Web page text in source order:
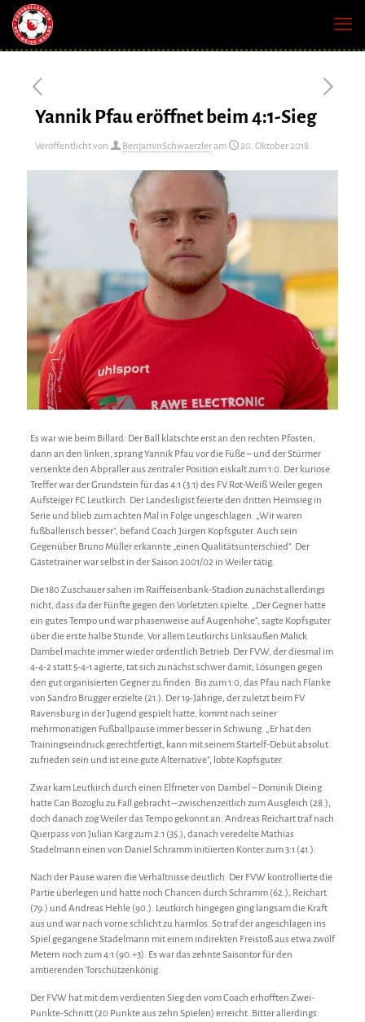
Yannik Pfau eröffnet beim 4:1-Sieg
Veröffentlicht von BenjaminSchwaerzleram 20. Oktober 2018
Es war wie beim Billard: Der Ball klatschte erst an den rechten Pfosten,
dann an den linken, sprang Yannik Pfau vor die Füße – und der Stürmer
versenkte den Abpraller aus zentraler Position eiskalt zum 1:0. Der kuriose
Treffer war der Grundstein für das 4:1 (3:1) des FV Rot-Weiß Weiler gegen
Aufsteiger FC Leutkirch. Der Landesligist feierte den dritten Heimsieg in
Serie und blieb zum achten Mal in Folge ungeschlagen. „Wir waren
fußballerisch besser“, befand Coach Jürgen Kopfsguter. Auch sein
Gegenüber Bruno Müller erkannte „einen Qualitätsunterschied“. Der
Gästetrainer war selbst in der Saison 2001/02 in Weiler tätig.
Die 180 Zuschauer sahen im Raiffeisenbank-Stadion zunächst allerdings
nicht, dass da der Fünfte gegen den Vorletzten spielte. „Der Gegner hatte
ein gutes Tempo und war phasenweise auf Augenhöhe“, sagte Kopfsguter
über die erste halbe Stunde. Vor allem Leutkirchs Linksaußen Malick
Dambel machte immer wieder ordentlich Betrieb. Der FVW, der diesmal im
4-4-2 statt 5-4-1 agierte, tat sich zunächst schwer damit, Lösungen gegen
den gut organisierten Gegner zu finden. Bis zum 1:0, das Pfau nach Flanke
von Sandro Brugger erzielte (21.). Der 19-Jährige, der zuletzt beim FV
Ravensburg in der Jugend gespielt hatte, kommt nach seiner
mehrmonatigen Fußballpause immer besser in Schwung. „Er hat den
Trainingseindruck gerechtfertigt, kann mit seinem Startelf-Debüt absolut
zufrieden sein und ist eine gute Alternative“, lobte Kopfsguter.
Zwar kam Leutkirch durch einen Elfmeter von Dambel – Dominik Dieing
hatte Can Bozoglu zu Fall gebracht – zwischenzeitlich zum Ausgleich (28.),
doch danach zog Weiler das Tempo gekonnt an: Andreas Reichart traf nach
Querpass von Julian Karg zum 2:1 (35.), danach veredelte Mathias
Stadelmann einen von Daniel Schramm initiierten Konter zum 3:1 (41.).
Nach der Pause waren die Verhältnisse deutlich. Der FVW kontrollierte die
Partie überlegen und hatte noch Chancen durch Schramm (62.), Reichart
(79.) und Andreas Hehle (90.). Leutkirch hingegen ging langsam die Kraft
aus und war nach vorne schlicht zu harmlos. So traf der angeschlagen ins
Spiel gegangene Stadelmann mit einem indirekten Freistoß aus etwa zwölf
Metern noch zum 4:1 (90.+3). Es war das zehnte Saisontor für den
amtierenden Torschützenkönig.
Der FVW hat mit dem verdienten Sieg den vom Coach erhofften Zwei-
Punkte-Schnitt (20 Punkte aus zehn Spielen) erreicht. Bitter allerdings: